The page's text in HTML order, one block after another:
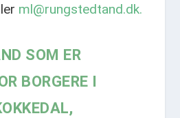
ml@rungstedtand.dk.
SOM ER
BORGERE I